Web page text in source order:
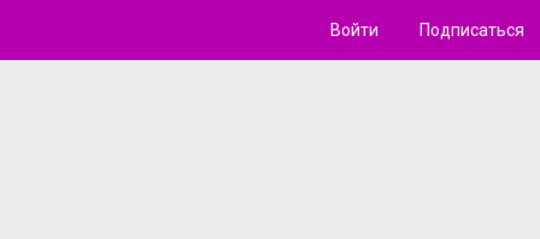
Войти Подписаться